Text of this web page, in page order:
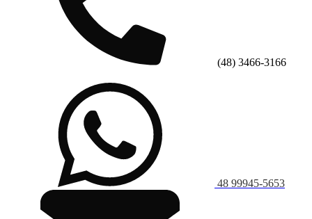
(48) 3466-3166
48 99945-5653